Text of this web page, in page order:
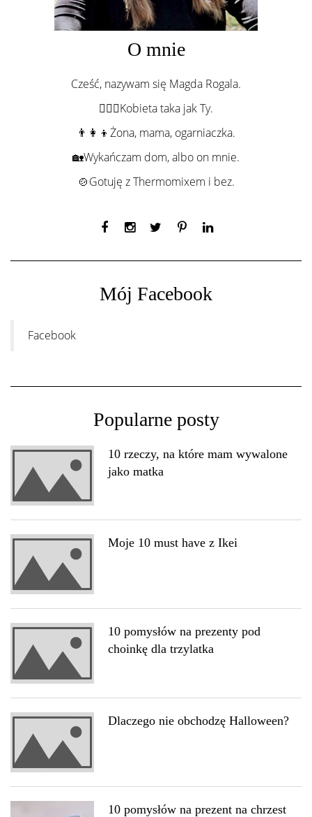
O mnie
Cześć, nazywam się Magda Rogala.
💁🏻‍♀️Kobieta taka jak Ty.
👨‍👩‍👦Żona, mama, ogarniaczka.
🏡Wykańczam dom, albo on mnie.
🍲Gotuję z Thermomixem i bez.
Mój Facebook
Facebook
Popularne posty
10 rzeczy, na które mam wywalone
jako matka
Moje 10 must have z Ikei
10 pomysłów na prezenty pod
choinkę dla trzylatka
Dlaczego nie obchodzę Halloween?
10 pomysłów na prezent na chrzest